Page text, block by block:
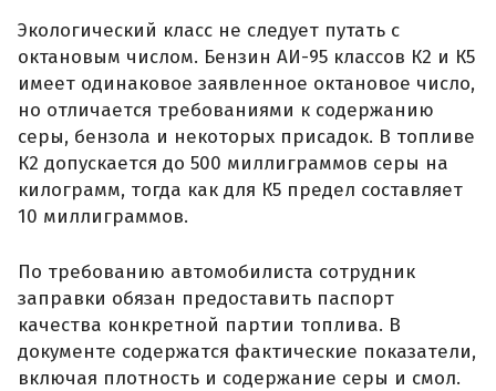
Экологический класс не следует путать с
октановым числом. Бензин АИ-95 классов К2 и К5
имеет одинаковое заявленное октановое число,
но отличается требованиями к содержанию
серы, бензола и некоторых присадок. В топливе
К2 допускается до 500 миллиграммов серы на
килограмм, тогда как для К5 предел составляет
10 миллиграммов.
По требованию автомобилиста сотрудник
заправки обязан предоставить паспорт
качества конкретной партии топлива. В
документе содержатся фактические показатели,
включая плотность и содержание серы и смол.